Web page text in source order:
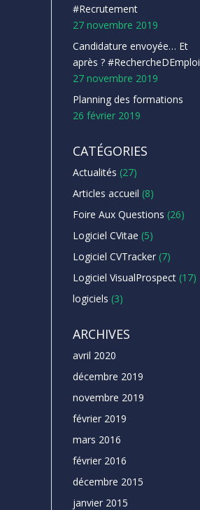
#Recrutement
27 novembre 2019
Candidature envoyée… Et
après ? #RechercheDEmploi
27 novembre 2019
Planning des formations
26 février 2019
CATÉGORIES
Actualités (27)
Articles accueil (8)
Foire Aux Questions (26)
Logiciel CVitae (5)
Logiciel CVTracker (7)
Logiciel VisualProspect (17)
logiciels (3)
ARCHIVES
avril 2020
décembre 2019
novembre 2019
février 2019
mars 2016
février 2016
décembre 2015
janvier 2015